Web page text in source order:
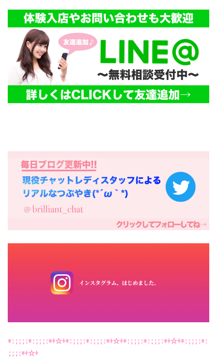
*:;;;:*:;;;:*+☆+*:;;;:*:;;;:*+☆+*:;;;:*:;;;:*+☆+*:;;;:*:
;;;:*+☆+